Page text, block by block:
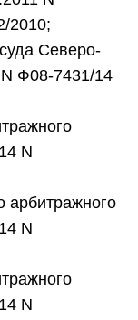
2010;
Северо-
N Ф08-7431/14
N
арбитражного
N
N